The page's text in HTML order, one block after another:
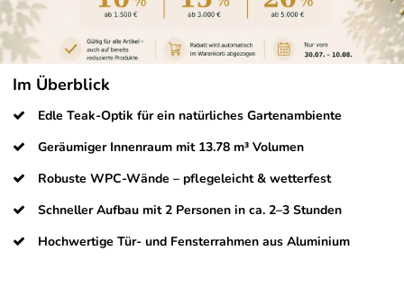
Im Überblick
Edle Teak-Optik für ein natürliches Gartenambiente
Geräumiger Innenraum mit 13.78 m³ Volumen
Robuste WPC-Wände – pflegeleicht & wetterfest
Schneller Aufbau mit 2 Personen in ca. 2–3 Stunden
Hochwertige Tür- und Fensterrahmen aus Aluminium